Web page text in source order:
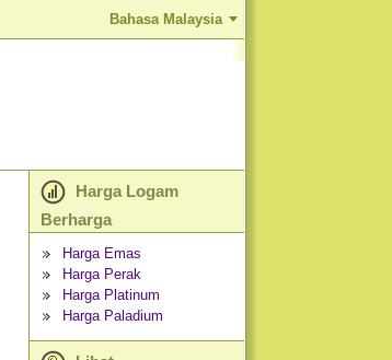
Bahasa Malaysia
Harga Logam
Berharga
Harga Emas
Harga Perak
Harga Platinum
Harga Paladium